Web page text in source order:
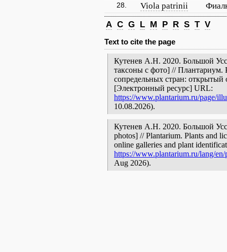
28. Viola patrinii
A C G L M P R S T V
Text to cite the page
Кутенев А.Н. 2020. Большой
таксоны с фото] //
сопредельных стран: открытый
[Электронный ресурс] URL:
https://www.plantarium.ru/page/
10.08.2026).
Кутенев А.Н. 2020. Большой
photos] // Plantarium. Plants and
online galleries and plant
https://www.plantarium.ru/lang/
Aug 2026).